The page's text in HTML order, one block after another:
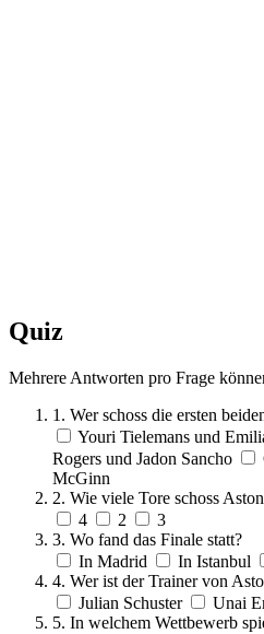
Quiz
Mehrere Antworten pro Frage
1. Wer schoss die ersten
Youri Tielemans und
Rogers und Jadon Sancho
McGinn
2. Wie viele Tore schoss
4
2
3
3. Wo fand das Finale statt?
In Madrid
In Istanbul
4. Wer ist der Trainer von
Julian Schuster
Unai
5. In welchem Wettbewerb